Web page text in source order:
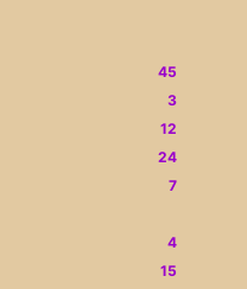
45
3
12
24
7
4
15